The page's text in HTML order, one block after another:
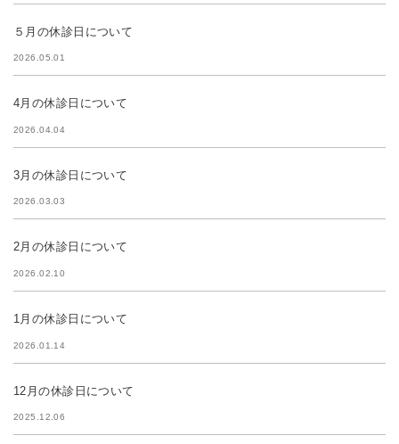
５月の休診日について
2026.05.01
4月の休診日について
2026.04.04
3月の休診日について
2026.03.03
2月の休診日について
2026.02.10
1月の休診日について
2026.01.14
12月の休診日について
2025.12.06